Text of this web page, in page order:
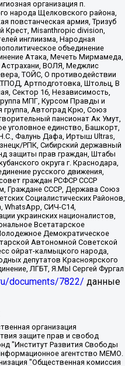
организация п.
народа Щелковского района,
повстанческая армия, Тризуб
Крест, Misanthropic division,
инглиизма, Народная
объединение
Атака, Мечеть Мирмамеда,
Астрахани, ВОЛЯ, Меджлис
ТОЙС, О противодействии
Артподготовка, Штольц, В
Сектор 16, Независимость,
МПГ, Курсом Правды и
группа, Автоград Крю, Союз
пансионат Ак Умут,
уголовное единство, Башкорт,
Фалунь Дафа, Иртыш Ultras,
РПК, Сибирский державный
защиты прав граждан, Штабы
округа г. Краснодара,
русского движения,
граждан РСФСР СССР
Граждане СССР, Держава Союз
Социалистических Районов,
WhatsApp, СИЧ-С14,
украинских националистов,
Всетатарское
Демократическое
Автономной Советской
ойрат-калмыцкого народа,
депутатов Красноярского
ЛГБТ, Я.МЫ Сергей Фургал
documents/7822/ данные
Регина Эмилевна, Григорьев Андрей Валерьевич, Григорьева Алина Александровна, Ассоциация по содействию защите прав призывников, альтернативнослужащих и военнослужащих "Правозащитная группа "Гражданин.Армия.Право", Хисамова Регина Фаритовна, Автономная некоммерческая организация по реализации социально-правовых программ "Лилит", Дальневосточное общественное движение "Маяк", Санкт-Петербургская ЛГБТ-инициативная группа "Выход", Инициативная группа ЛГБТ+ "Реверс", Алексеев Андрей Викторович, Бекбулатова Таисия Львовна, Беляев Иван Михайлович, Владыкина Елена Сергеевна, Гельман Марат Александрович, Никульшина Вероника Юрьевна, Толоконникова Надежда Андреевна, Шендерович Виктор Анатольевич, Общество с ограниченной ответственностью "Данное сообщение", Общество с ограниченной ответственностью Издательский дом "Новая глава", Айнбиндер Александра Александровна, Московский комьюнити-центр для ЛГБТ+инициатив, Благотворительный фонд развития филантропии, Deutsche Welle (Германия, Kurt-Schumacher-Strasse 3, 53113 Bonn), Борзунова Мария Михайловна, Воробьев Виктор Викторович, Голубева Анна Львовна, Константинова Алла Михайловна, Малкова Ирина Владимировна, Мурадов Мурад Абдулгалимович, Осетинская Елизавета Николаевна, Понасенков Евгений Николаевич, Ганапольский Матвей Юрьевич, Киселев Евгений Алексеевич, Борухович Ирина Григорьевна, Дремин Иван Тимофеевич, Дубровский Дмитрий Викторович, Красноярская региональная общественная организация поддержки и развития альтернативных образовательных технологий и межкультурных коммуникаций "ИНТЕРРА", Маяковская Екатерина Алексеевна, Фейгин Марк Захарович, Филимонов Андрей Викторович, Дзугкоева Регина Николаевна, Доброхотов Роман Александрович, Дудь Юрий Александрович, Елкин Сергей Владимирович, Кругликов Кирилл Игоревич, Сабунаева Мария Леонидовна, Семенов Алексей Владимирович, Шаинян Карен Багратович, Шульман Екатерина Михайловна, Асафьев Артур Валерьевич, Вахштайн Виктор Семенович, Венедиктов Алексей Алексеевич, Лушникова Екатерина Евгеньевна, Волков Леонид Михайлович, Невзоров Александр Глебович, Пархоменко Сергей Борисович, Сироткин Ярослав Николаевич, Кара-Мурза Владимир Владимирович, Баранова Наталья Владимировна, Гозман Леонид Яковлевич, Кагарлицкий Борис Юльевич, Климарев Михаил Валерьевич, Милов Владимир Станиславович, Автономная некоммерческая организация Краснодарский центр современного искусства "Типография", Моргенштерн Алишер Тагирович, Соболь Любовь Эдуардовна, Общество с ограниченной ответственностью "ЛИЗА НОРМ", Каспаров Гарри Кимович, Ходорковский Михаил Борисович, Общество с ограниченной ответственностью "Апрельские тезисы", Данилович Ирина Брониславовна, Кашин Олег Владимирович, Петров Николай Владимирович, Пивоваров Алексей Владимирович, Соколов Михаил Владимирович, Цветкова Юлия Владимировна, Чичваркин Евгений Александрович, Комитет против пыток/Команда против пыток, Общество с ограниченной ответственностью "Первый научный", Общество с ограниченной ответственностью "Вертолет и ко", Белоцерковская Вероника Борисовна, Кац Максим Евгеньевич, Лазарева Татьяна Юрьевна, Шаведдинов Руслан Табризович, Яшин Илья Валерьевич, Общество с ограниченной ответственностью "Иноагент ААВ", Алешковский Дмитрий Петрович, Альбац Евгения Марковна, Быков Дмитрий Львович, Галямина Юлия Евгеньевна, Лойко Сергей Леонидович, Мартынов Кирилл Константинович, Медведев Сергей Александрович, Крашенинников Федор Геннадиевич, Гордеева Катерина Вл